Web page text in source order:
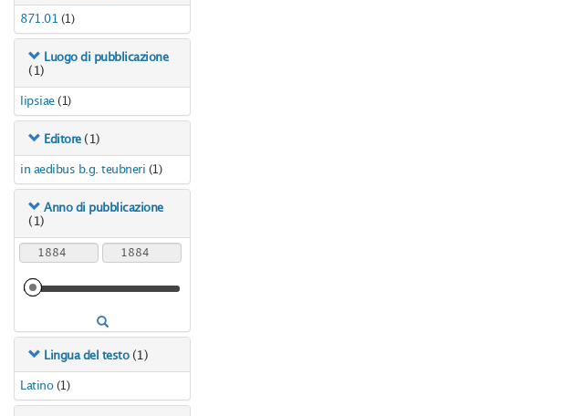
871.01 (1)
Luogo di pubblicazione
(1)
lipsiae (1)
Editore (1)
in aedibus b.g. teubneri (1)
Anno di pubblicazione
(1)
Lingua del testo (1)
Latino (1)